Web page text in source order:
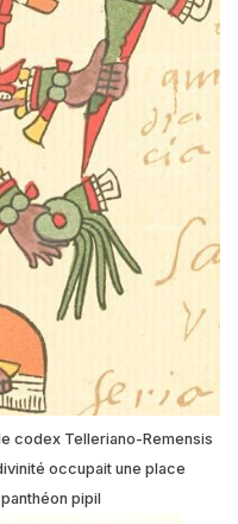
codex Telleriano-Remensis
occupait une place
pipil